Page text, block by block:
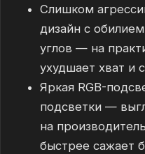
Слишком
дизайн с
углов — на
ухудшает хват и
Яркая RGB-
подсветки —
на
быстрее сажает